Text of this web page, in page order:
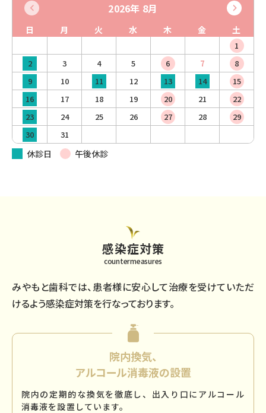
2026年 8月
日 月 火 水 木 金 土
1
2
3 4 5 6 7
8
9
10 11 12 13 14
15
16
17 18 19 20 21
22
23
24 25 26 27 28
29
30
31
休診日 午後休診
感染症対策
countermeasures
みやもと歯科では、患者様に安心して治療を受けていただ
けるよう感染症対策を行なっております。
院内換気、
アルコール消毒液の設置
院内の定期的な換気を徹底し、出入り口にアルコール
消毒液を設置しています。